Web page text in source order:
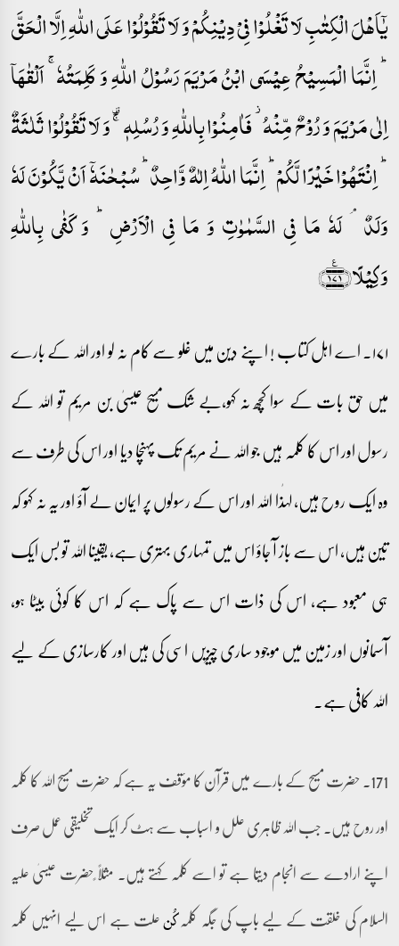
یٰۤاَہۡلَ الۡکِتٰبِ لَا تَغۡلُوۡا فِیۡ دِیۡنِکُمۡ وَ لَا تَقُوۡلُوۡا عَلَی اللّٰہِ اِلَّا الۡحَقَّ
ؕ اِنَّمَا الۡمَسِیۡحُ عِیۡسَی ابۡنُ مَرۡیَمَ رَسُوۡلُ اللّٰہِ وَ کَلِمَتُہٗ ۚ اَلۡقٰہَاۤ
اِلٰی مَرۡیَمَ وَ رُوۡحٌ مِّنۡہُ ۫ فَاٰمِنُوۡا بِاللّٰہِ وَ رُسُلِہٖ ۚ۟ وَ لَا تَقُوۡلُوۡا ثَلٰثَۃٌ
ؕ اِنۡتَہُوۡا خَیۡرًا لَّکُمۡ ؕ اِنَّمَا اللّٰہُ اِلٰہٌ وَّاحِدٌ ؕ سُبۡحٰنَہٗۤ اَنۡ یَّکُوۡنَ لَہٗ
وَلَدٌ ۘ لَہٗ مَا فِی السَّمٰوٰتِ وَ مَا فِی الۡاَرۡضِ ؕ وَ کَفٰی بِاللّٰہِ
وَکِیۡلًا﴿۱۷۱﴾٪
۱۷۱۔ اے اہل کتاب ! اپنے دین میں غلو سے کام نہ لو اور اللہ کے بارے
میں حق بات کے سوا کچھ نہ کہو،بے شک مسیح عیسیٰ بن مریم تو اللہ کے
رسول اور اس کا کلمہ ہیں جو اللہ نے مریم تک پہنچا دیا اور اس کی طرف سے
وہ ایک روح ہیں، لہٰذا اللہ اور اس کے رسولوں پر ایمان لے آؤ اور یہ نہ کہو کہ
تین ہیں، اس سے باز آ جاؤ اس میں تمہاری بہتری ہے، یقینا اللہ تو بس ایک
ہی معبود ہے، اس کی ذات اس سے پاک ہے کہ اس کا کوئی بیٹا ہو،
آسمانوں اور زمین میں موجود ساری چیزیں اسی کی ہیں اور کارسازی کے لیے
اللہ کافی ہے۔
171۔ حضرت مسیح کے بارے میں قرآن کا مؤقف یہ ہے کہ حضرت مسیح اللہ کا کلمہ
اور روح ہیں۔ جب اللہ ظاہری علل و اسباب سے ہٹ کر ایک تخلیقی عمل صرف
اپنے ارادے سے انجام دیتا ہے تو اسے کلمہ کہتے ہیں۔ مثلًا ًحضرت عیسیٰ علیہ
السلام کی خلقت کے لیے باپ کی جگہ کلمہکُنعلت ہے اس لیے انہیں کلمہ